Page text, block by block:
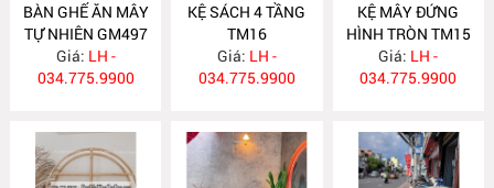
BÀN GHẾ ĂN MÂY
TỰ NHIÊN GM497
Giá: LH -
034.775.9900
KỆ SÁCH 4 TẦNG
TM16
Giá: LH -
034.775.9900
KỆ MÂY ĐỨNG
HÌNH TRÒN TM15
Giá: LH -
034.775.9900